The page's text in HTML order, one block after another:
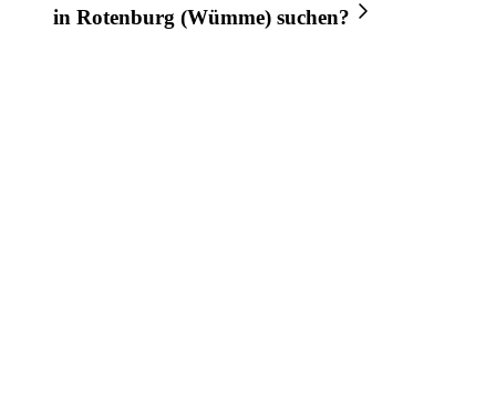
in Rotenburg (Wümme) suchen?